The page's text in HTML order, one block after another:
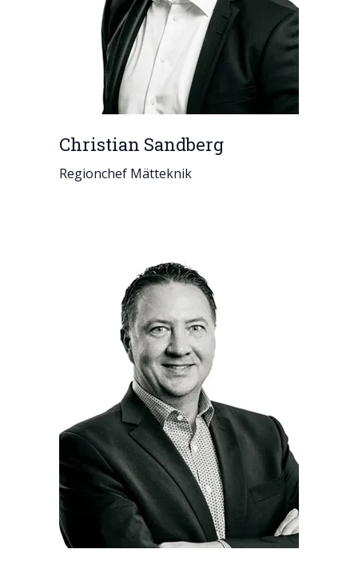
Christian Sandberg
Regionchef Mätteknik